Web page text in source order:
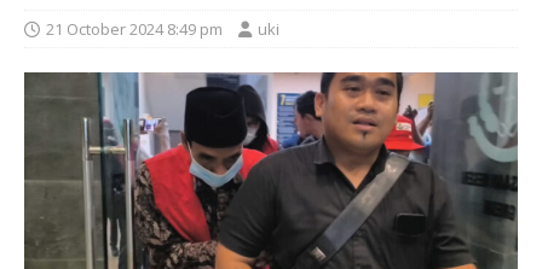
21 October 2024 8:49 pm uki